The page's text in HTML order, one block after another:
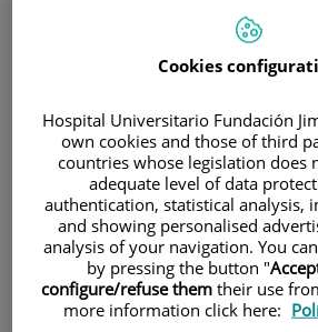
contenido
Selector
Buscar
Cookies
Hospital Universitario Fundación
own cookies and those of third
countries whose legislation does
adequate level of data
authentication, statistical analysis,
and showing personalised
analysis of your navigation. You
by pressing the button "
configure/refuse them their use
more information click here: